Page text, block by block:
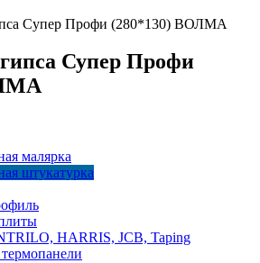
Супер Профи (280*130) ВОЛМА
Супер Профи
малярка
штукатурка
HARRIS, JCB, Taping